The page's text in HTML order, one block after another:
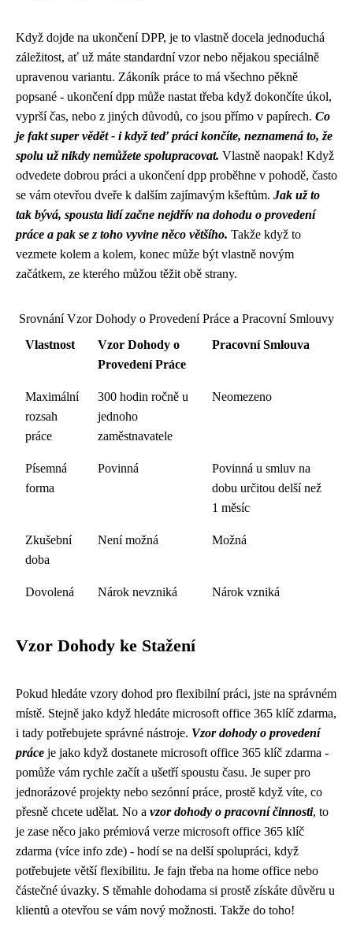
Když dojde na ukončení DPP, je to vlastně docela jednoduchá
záležitost, ať už máte standardní vzor nebo nějakou speciálně
upravenou variantu. Zákoník práce to má všechno pěkně
popsané - ukončení dpp může nastat třeba když dokončíte úkol,
vyprší čas, nebo z jiných důvodů, co jsou přímo v papírech. Co
je fakt super vědět - i když teď práci končíte, neznamená to, že
spolu už nikdy nemůžete spolupracovat. Vlastně naopak! Když
odvedete dobrou práci a ukončení dpp proběhne v pohodě, často
se vám otevřou dveře k dalším zajímavým kšeftům. Jak už to
tak bývá, spousta lidí začne nejdřív na dohodu o provedení
práce a pak se z toho vyvine něco většího. Takže když to
vezmete kolem a kolem, konec může být vlastně novým
začátkem, ze kterého můžou těžit obě strany.
Srovnání Vzor Dohody o Provedení Práce a Pracovní Smlouvy
Vlastnost
Vzor Dohody o
Provedení Práce
Pracovní Smlouva
Maximální
rozsah
práce
300 hodin ročně u
jednoho
zaměstnavatele
Neomezeno
Písemná
forma
Povinná
Povinná u smluv na
dobu určitou delší než
1 měsíc
Zkušební
doba
Není možná Možná
Dovolená Nárok nevzniká Nárok vzniká
Vzor Dohody ke Stažení
Pokud hledáte vzory dohod pro flexibilní práci, jste na správném
místě. Stejně jako když hledáte microsoft office 365 klíč zdarma,
i tady potřebujete správné nástroje. Vzor dohody o provedení
práce je jako když dostanete microsoft office 365 klíč zdarma -
pomůže vám rychle začít a ušetří spoustu času. Je super pro
jednorázové projekty nebo sezónní práce, prostě když víte, co
přesně chcete udělat. No a vzor dohody o pracovní činnosti, to
je zase něco jako prémiová verze microsoft office 365 klíč
zdarma (více info zde) - hodí se na delší spolupráci, když
potřebujete větší flexibilitu. Je fajn třeba na home office nebo
částečné úvazky. S těmahle dohodama si prostě získáte důvěru u
klientů a otevřou se vám nový možnosti. Takže do toho!